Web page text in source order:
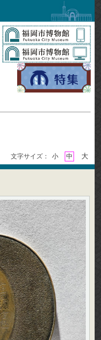
文字サイズ： 小 中 大